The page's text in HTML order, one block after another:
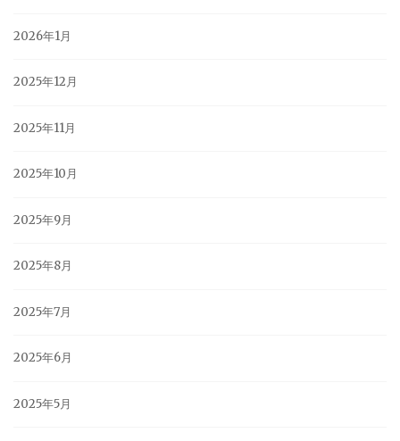
2026年1月
2025年12月
2025年11月
2025年10月
2025年9月
2025年8月
2025年7月
2025年6月
2025年5月